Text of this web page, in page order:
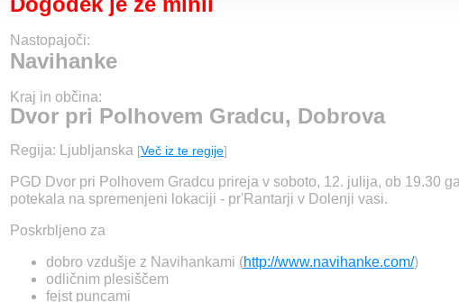
Nastopajoči:
Navihanke
Kraj in občina:
Dvor pri Polhovem Gradcu, Dobrova
Regija: Ljubljanska [Več iz te regije]
PGD Dvor pri Polhovem Gradcu prireja v soboto, 12. julija, ob 19.30
potekala na spremenjeni lokaciji - pr'Rantarji v Dolenji vasi.
Poskrbljeno za
dobro vzdušje z Navihankami (http://www.navihanke.com/)
odličnim plesiščem
fejst puncami